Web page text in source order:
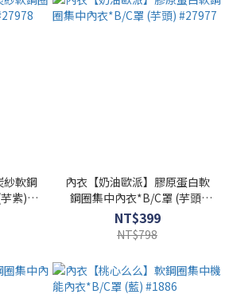
紗軟鋼
紫)
內衣【奶油歐派】膠原蛋白軟
鋼圈集中內衣*B/C罩 (芋頭)
#27977
NT$399
NT$798